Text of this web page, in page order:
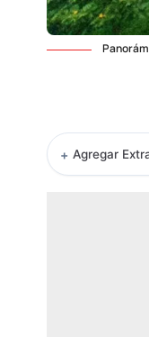
+ Agregar